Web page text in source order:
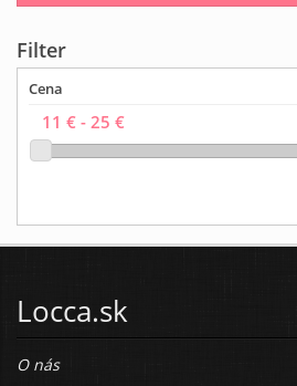
Filter
Cena
Locca.sk
O nás